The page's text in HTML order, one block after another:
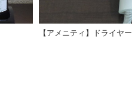
【アメニティ】ドライヤー